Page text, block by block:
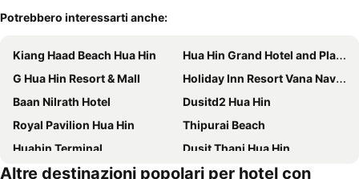
Potrebbero interessarti anche:
Kiang Haad Beach Hua Hin
Hua Hin Grand Hotel and Plaza
G Hua Hin Resort & Mall
Holiday Inn Resort Vana Nava Hua Hin By Ihg
Baan Nilrath Hotel
Dusitd2 Hua Hin
Royal Pavilion Hua Hin
Thipurai Beach
Huahin Terminal
Dusit Thani Hua Hin
Baan Bayan - Hua Hin - SHA Extra Plus
The Standard Hua Hin
Altre destinazioni popolari per hotel con